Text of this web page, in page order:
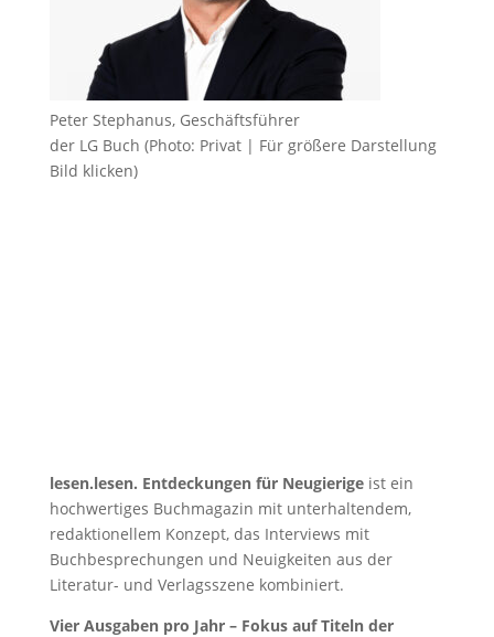
Peter Stephanus, Geschäftsführer
der LG Buch (Photo: Privat | Für größere Darstellung
Bild klicken)
lesen.lesen. Entdeckungen für Neugierigeist ein
hochwertiges Buchmagazin mit unterhaltendem,
redaktionellem Konzept, das Interviews mit
Buchbesprechungen und Neuigkeiten aus der
Literatur- und Verlagsszene kombiniert.
Vier Ausgaben pro Jahr – Fokus auf Titeln der